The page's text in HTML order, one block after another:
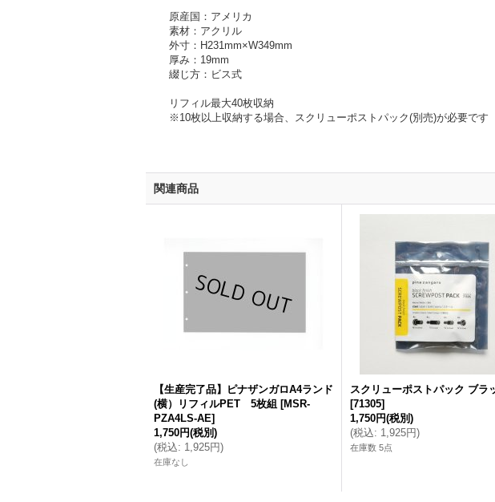
原産国：アメリカ
素材：アクリル
外寸：H231mm×W349mm
厚み：19mm
綴じ方：ビス式
リフィル最大40枚収納
※10枚以上収納する場合、スクリューポストパック(別売)が必要です
関連商品
【生産完了品】ピナザンガロA4ランド
(横）リフィルPET 5枚組 [MSR-
PZA4LS-AE]
1,750円(税別)
(税込: 1,925円)
在庫なし
スクリューポストパック ブラ
[71305]
1,750円(税別)
(税込: 1,925円)
在庫数 5点